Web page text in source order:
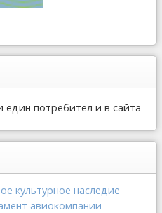
потребител и в сайта
культурное наследие
авиокомпании